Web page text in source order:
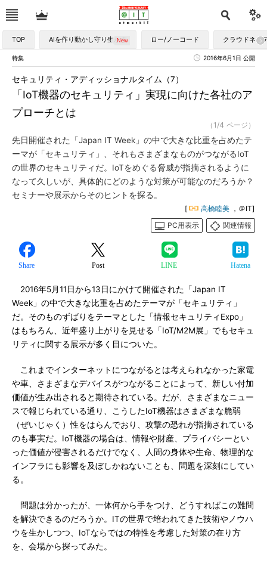
TOP AIを作り動かし守り生かす ロー/ノーコード クラウドネイ
特集 2016年6月1日 公開
「IoT機器のセキュリティ」実現に向けた各社のア
プローチとは
セキュリティ・アディッショナルタイム（7）
（1/4 ページ）
先日開催された「Japan IT Week」の中で大きな比重を占めたテ
ーマが「セキュリティ」、それもさまざまなものがつながるIoT
の世界のセキュリティだ。IoTをめぐる脅威が指摘されるように
なって久しいが、具体的にどのような対策が可能なのだろうか？
セミナーや展示からそのヒントを探る。
[ 高橋睦美 ，＠IT]
PC用表示
関連情報
Share Post LINE Hatena
2016年5月11日から13日にかけて開催された「Japan IT
Week」の中で大きな比重を占めたテーマが「セキュリティ」
だ。そのものずばりをテーマとした「情報セキュリティExpo」
はもちろん、近年盛り上がりを見せる「IoT/M2M展」でもセキュ
リティに関する展示が多く目についた。
これまでインターネットにつながるとは考えられなかった家電
や車、さまざまなデバイスがつながることによって、新しい付加
価値が生み出されると期待されている。だが、さまざまなニュー
スで報じられている通り、こうしたIoT機器はさまざまな脆弱
（ぜいじゃく）性をはらんでおり、攻撃の恐れが指摘されている
のも事実だ。IoT機器の場合は、情報や財産、プライバシーとい
った価値が侵害されるだけでなく、人間の身体や生命、物理的な
インフラにも影響を及ぼしかねないことも、問題を深刻にしてい
る。
問題は分かったが、一体何から手をつけ、どうすればこの難問
を解決できるのだろうか。ITの世界で培われてきた技術やノウハ
ウを生かしつつ、IoTならではの特性を考慮した対策の在り方
を、会場から探ってみた。